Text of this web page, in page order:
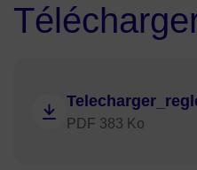
PDF 383 Ko